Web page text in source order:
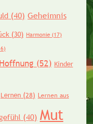
(40) Geheimnis
(30) Harmonie(17)
Hoffnung (52) Kinder
Lernen(28) Lernen aus
(40) Mut